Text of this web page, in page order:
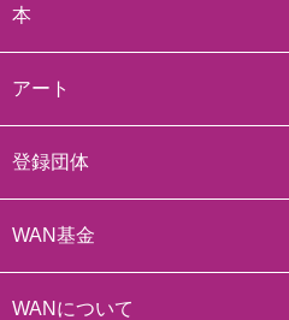
本
アート
登録団体
WAN基金
WANについて